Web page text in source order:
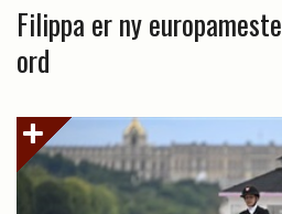
Filippa er ny
ord